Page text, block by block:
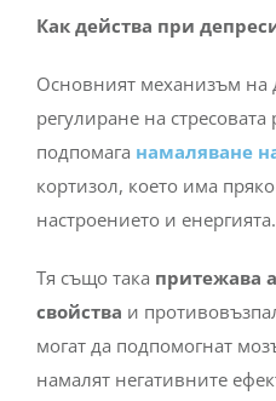
регулиране на
подпомаганамаляване
кортизол, което има
настроението и енергията.
свойстваи
могат да подпомогнат
намалят негативните
психическо натоварване.